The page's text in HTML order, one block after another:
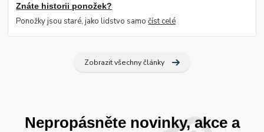
Znáte historii ponožek?
Ponožky jsou staré, jako lidstvo samočíst celé
Zobrazit všechny články
Nepropásněte novinky, akce a